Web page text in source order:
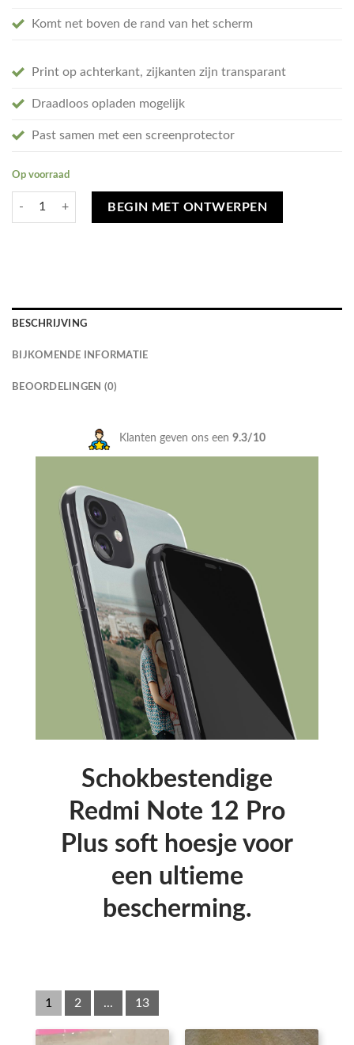
Komt net boven de rand van het scherm
Print op achterkant, zijkanten zijn transparant
Draadloos opladen mogelijk
Past samen met een screenprotector
Op voorraad
Ontwerp je eigen Xiaomi Redmi Note 12 Pro Plus soft case (back
BEGIN MET ONTWERPEN
BESCHRIJVING
BIJKOMENDE INFORMATIE
BEOORDELINGEN (0)
Klanten geven ons een9.3/10
Schokbestendige
Redmi Note 12 Pro
Plus soft hoesje voor
een ultieme
bescherming.
1 2 ... 13